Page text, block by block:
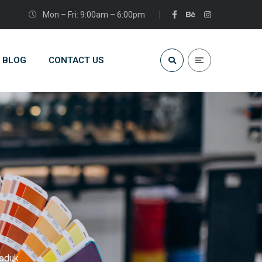
Mon – Fri: 9:00am – 6:00pm
BLOG CONTACT US